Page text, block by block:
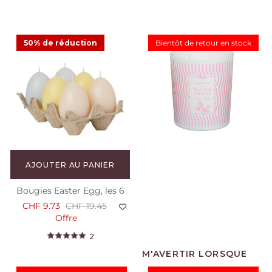
50% de réduction
AJOUTER AU PANIER
Bougies Easter Egg, les 6
CHF 9.73 CHF 19.45
Offre
2
Bientôt de retour en stock